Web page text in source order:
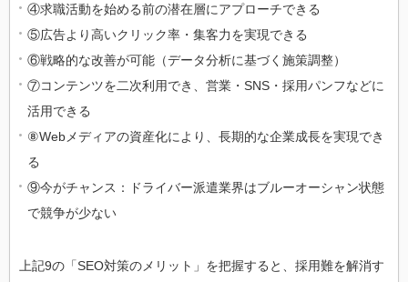
④求職活動を始める前の潜在層にアプローチできる
⑤広告より高いクリック率・集客力を実現できる
⑥戦略的な改善が可能（データ分析に基づく施策調整）
⑦コンテンツを二次利用でき、営業・SNS・採用パンフなどに
活用できる
⑧Webメディアの資産化により、長期的な企業成長を実現でき
る
⑨今がチャンス：ドライバー派遣業界はブルーオーシャン状態
で競争が少ない
上記9の「SEO対策のメリット」を把握すると、採用難を解消す